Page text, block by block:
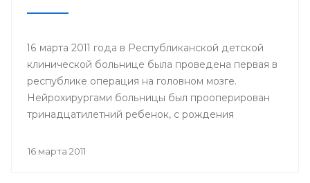
16 марта 2011 года в Республиканской детской
клинической больнице была проведена первая в
республике операция на головном мозге.
Нейрохирургами больницы был прооперирован
тринадцатилетний ребенок, с рождения
16 марта 2011